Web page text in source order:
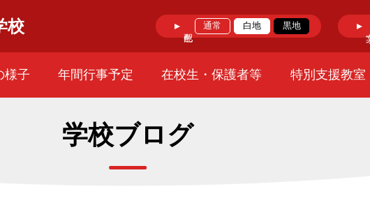
校 通常 白地 黒地
様子 年間行事予定 在校生・保護者等 特別支援教室
学校ブログ